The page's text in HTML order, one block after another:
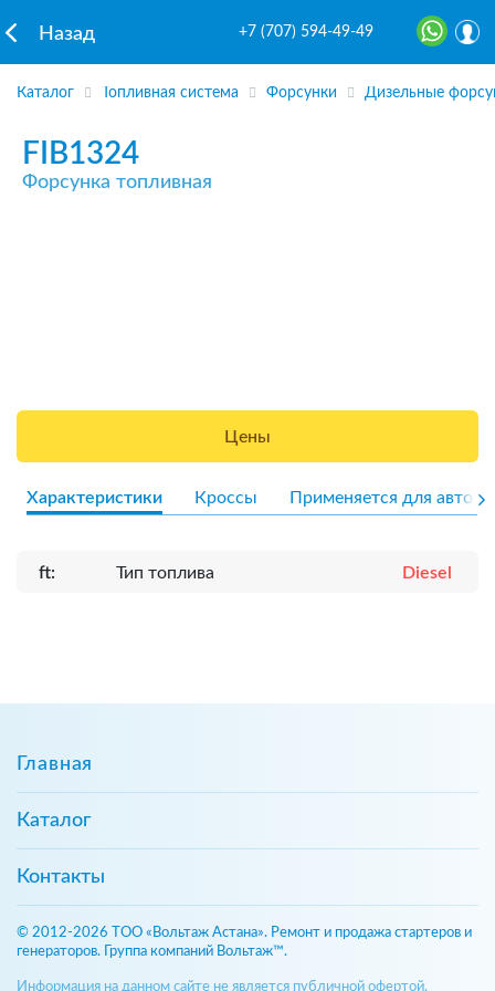
Назад +7 (707) 594-49-49
Каталог Топливная система Форсунки Дизельные
FIB1324
Форсунка топливная
Цены
Характеристики Кроссы Применяется для авто
ft: Тип топлива Diesel
Главная
Каталог
Контакты
© 2012-2026 ТОО «Вольтаж Астана». Ремонт и продажа стартеров и
генераторов. Группа компаний Вольтаж™.
Информация на данном сайте не является публичной офертой,